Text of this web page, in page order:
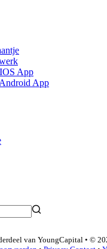
App
App
van YoungCapital • ©